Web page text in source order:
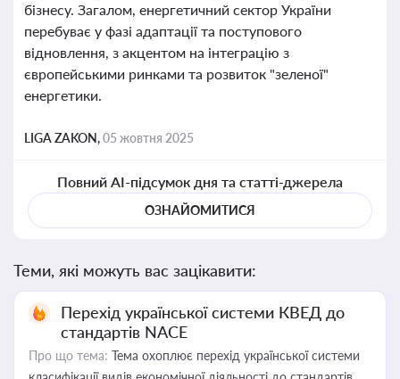
бізнесу. Загалом, енергетичний сектор України
перебуває у фазі адаптації та поступового
відновлення, з акцентом на інтеграцію з
європейськими ринками та розвиток "зеленої"
енергетики.
LIGA ZAKON,05 жовтня 2025
Повний AI-підсумок дня та статті-джерела
ОЗНАЙОМИТИСЯ
Теми, які можуть вас зацікавити:
Перехід української системи КВЕД до
стандартів NACE
Про що тема: Тема охоплює перехід української системи